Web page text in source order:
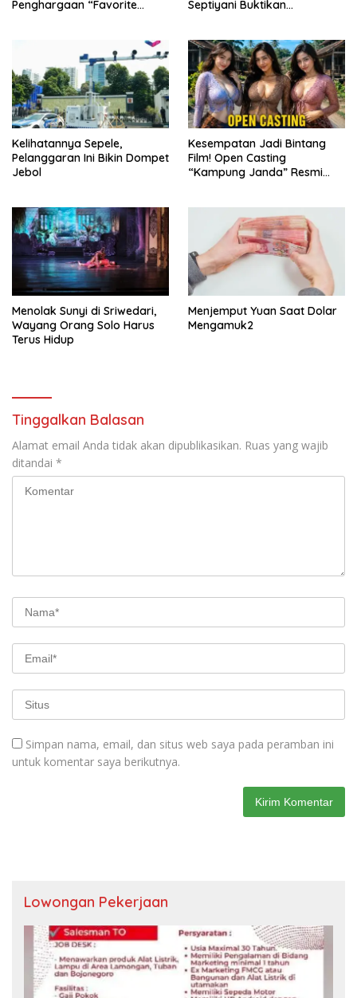
Penghargaan “Favorite
Septiyani Buktikan
Kelihatannya Sepele,
Pelanggaran Ini Bikin Dompet
Jebol
Kesempatan Jadi Bintang
Film! Open Casting
“Kampung Janda” Resmi
Menolak Sunyi di Sriwedari,
Wayang Orang Solo Harus
Terus Hidup
Menjemput Yuan Saat Dolar
Mengamuk2
Tinggalkan Balasan
Alamat email Anda tidak akan dipublikasikan. Ruas yang wajib
ditandai *
Simpan nama, email, dan situs web saya pada peramban ini
untuk komentar saya berikutnya.
Lowongan Pekerjaan